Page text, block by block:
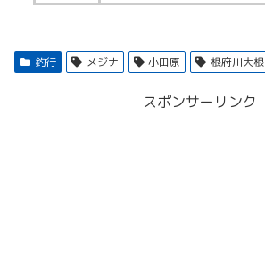
釣行 メジナ 小田原 根府川大根
スポンサーリンク